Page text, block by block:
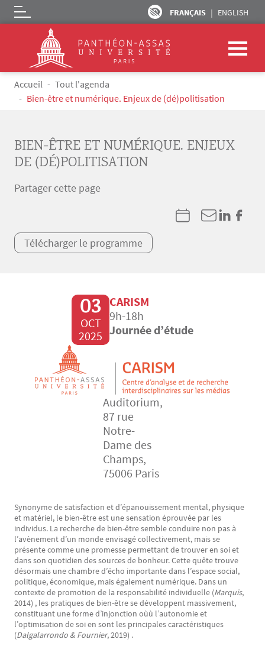
Aller au contenu principal
FRANÇAIS ENGLISH
Logo
Fil d'Ariane
Accueil
Tout l'agenda
Bien-être et numérique. Enjeux de (dé)politisation
BIEN-ÊTRE ET NUMÉRIQUE. ENJEUX
DE (DÉ)POLITISATION
Partager cette page
Télécharger le programme
03
OCT
2025
CARISM
9h-18h
Journée d’étude
Auditorium,
87 rue
Notre-
Dame des
Champs,
75006 Paris
Texte
Synonyme de satisfaction et d’épanouissement mental, physique
et matériel, le bien-être est une sensation éprouvée par les
individus. La recherche de bien-être semble conduire non pas à
l’avènement d’un monde envisagé collectivement, mais se
présente comme une promesse permettant de trouver en soi et
dans son quotidien des sources de bonheur. Cette quête trouve
désormais une chambre d’écho importante dans l’espace social,
politique, économique, mais également numérique. Dans un
contexte de promotion de la responsabilité individuelle (Marquis,
2014) , les pratiques de bien-être se développent massivement,
constituant une forme d’injonction oùù l’autonomie et
l’optimisation de soi en sont les principales caractéristiques
(Dalgalarrondo & Fournier, 2019) .